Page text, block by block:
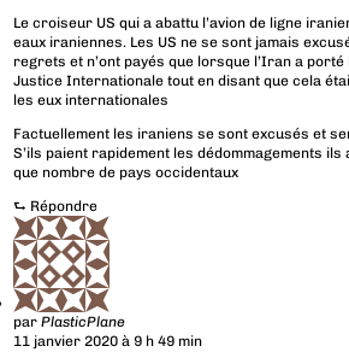
Le croiseur US qui a abattu l’avion de ligne
eaux iraniennes. Les US ne se sont jamais
regrets et n’ont payés que lorsque l’Iran a porté
Justice Internationale tout en disant que cela
les eux internationales
Factuellement les iraniens se sont excusés et
S’ils paient rapidement les dédommagements
que nombre de pays occidentaux
⮑ Répondre
parPlasticPlane
11 janvier 2020 à 9 h 49 min